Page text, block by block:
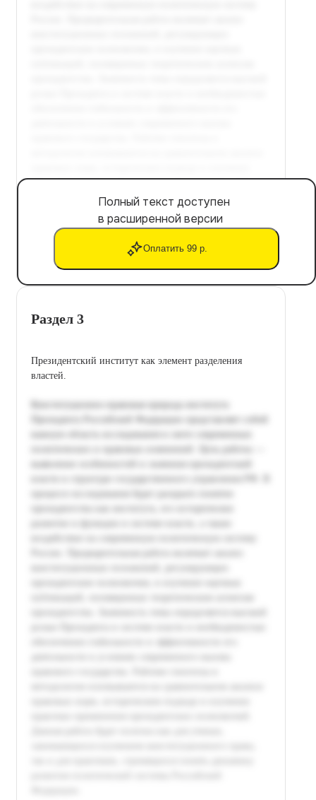
Полный текст доступен
в расширенной версии
Оплатить 99 р.
Раздел 3
Президентский институт как элемент разделения
властей.